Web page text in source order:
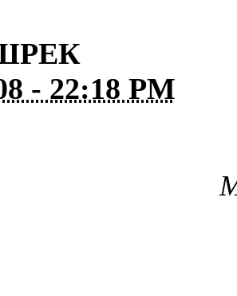
- 22:18 PM